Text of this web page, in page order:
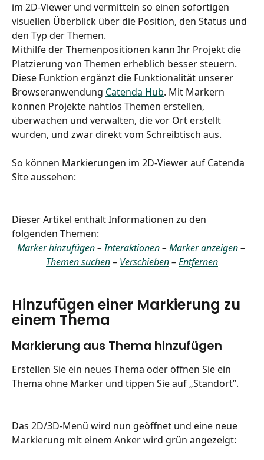
im 2D-Viewer und vermitteln so einen sofortigen
visuellen Überblick über die Position, den Status und
den Typ der Themen.
Mithilfe der Themenpositionen kann Ihr Projekt die
Platzierung von Themen erheblich besser steuern.
Diese Funktion ergänzt die Funktionalität unserer
Browseranwendung Catenda Hub. Mit Markern
können Projekte nahtlos Themen erstellen,
überwachen und verwalten, die vor Ort erstellt
wurden, und zwar direkt vom Schreibtisch aus.
So können Markierungen im 2D-Viewer auf Catenda
Site aussehen:
Dieser Artikel enthält Informationen zu den
folgenden Themen:
Marker hinzufügen – Interaktionen – Marker anzeigen –
Themen suchen – Verschieben – Entfernen
Hinzufügen einer Markierung zu
einem Thema
Markierung aus Thema hinzufügen
Erstellen Sie ein neues Thema oder öffnen Sie ein
Thema ohne Marker und tippen Sie auf „Standort”.
Das 2D/3D-Menü wird nun geöffnet und eine neue
Markierung mit einem Anker wird grün angezeigt: